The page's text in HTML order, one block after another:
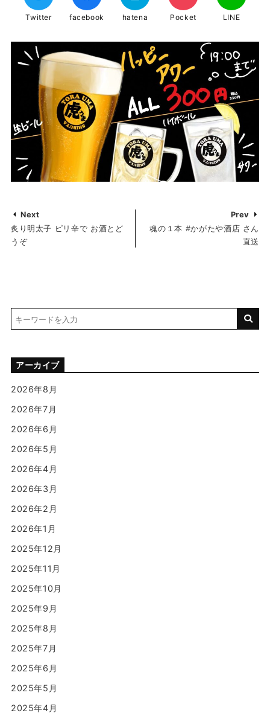
Twitter facebook hatena Pocket LINE
Next
炙り明太子 ピリ辛で お酒とど
うぞ
Prev
魂の１本 #かがたや酒店 さん
直送
アーカイブ
2026年8月
2026年7月
2026年6月
2026年5月
2026年4月
2026年3月
2026年2月
2026年1月
2025年12月
2025年11月
2025年10月
2025年9月
2025年8月
2025年7月
2025年6月
2025年5月
2025年4月